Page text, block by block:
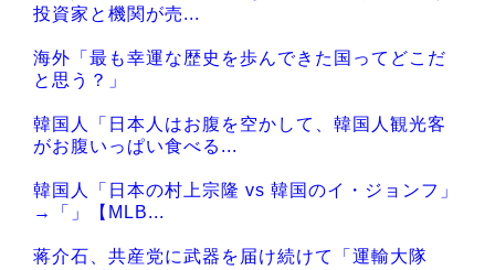
投資家と機関が売...
海外「最も幸運な歴史を歩んできた国ってどこだ
と思う？」
韓国人「日本人はお腹を空かして、韓国人観光客
がお腹いっぱい食べる...
韓国人「日本の村上宗隆 vs 韓国のイ・ジョンフ」
→「」【MLB...
蒋介石、共産党に武器を届け続けて「運輸大隊